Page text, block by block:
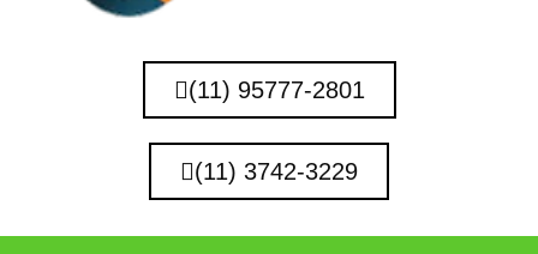
(11) 95777-2801
(11) 3742-3229